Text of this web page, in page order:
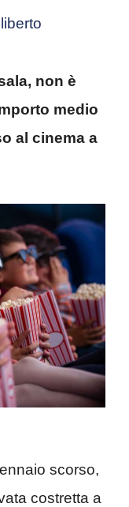
non è
medio
al cinema a
scorso,
costretta a